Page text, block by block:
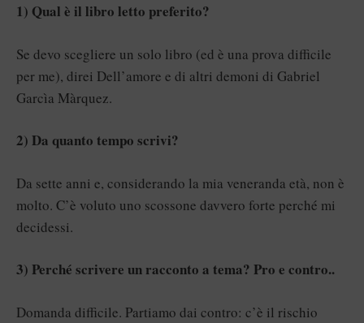
1) Qual è il libro letto preferito?
Se devo scegliere un solo libro (ed è una prova difficile
per me), direi Dell’amore e di altri demoni di Gabriel
Garcìa Màrquez.
2) Da quanto tempo scrivi?
Da sette anni e, considerando la mia veneranda età, non è
molto. C’è voluto uno scossone davvero forte perché mi
decidessi.
3) Perché scrivere un racconto a tema? Pro e contro..
Domanda difficile. Partiamo dai contro: c’è il rischio